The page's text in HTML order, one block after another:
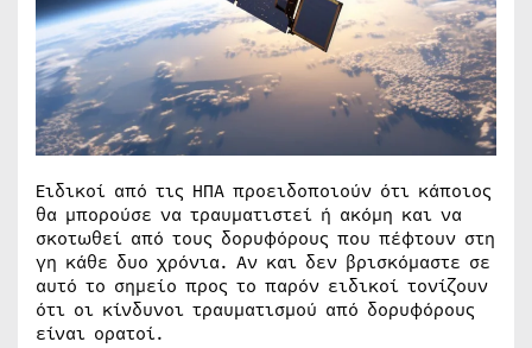
Ειδικοί από τις ΗΠΑ προειδοποιούν ότι κάποιος
θα μπορούσε να τραυματιστεί ή ακόμη και να
σκοτωθεί από τους δορυφόρους που πέφτουν στη
γη κάθε δυο χρόνια. Αν και δεν βρισκόμαστε σε
αυτό το σημείο προς το παρόν ειδικοί τονίζουν
ότι οι κίνδυνοι τραυματισμού από δορυφόρους
είναι ορατοί.